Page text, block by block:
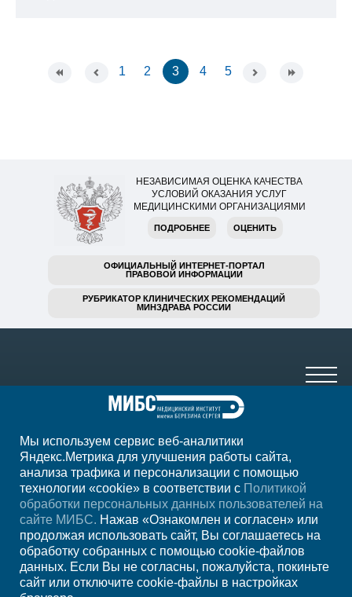
1 2 3 4 5
НЕЗАВИСИМАЯ ОЦЕНКА КАЧЕСТВА
УСЛОВИЙ ОКАЗАНИЯ УСЛУГ
МЕДИЦИНСКИМИ ОРГАНИЗАЦИЯМИ
ПОДРОБНЕЕ ОЦЕНИТЬ
ОФИЦИАЛЬНЫЙ ИНТЕРНЕТ-ПОРТАЛ
ПРАВОВОЙ ИНФОРМАЦИИ
РУБРИКАТОР КЛИНИЧЕСКИХ РЕКОМЕНДАЦИЙ
МИНЗДРАВА РОССИИ
+7 (4012) 957-300
ежедн. 7.00-23.00
РегионКалининград
Записаться на
прием
Мы используем сервис веб-аналитики
Яндекс.Метрика для улучшения работы сайта,
анализа трафика и персонализации с помощью
технологии «cookie» в соответствии с Политикой
обработки персональных данных пользователей на
сайте МИБС. Нажав «Ознакомлен и согласен» или
продолжая использовать сайт, Вы соглашаетесь на
обработку собранных с помощью cookie-файлов
данных. Если Вы не согласны, пожалуйста, покиньте
сайт или отключите cookie-файлы в настройках